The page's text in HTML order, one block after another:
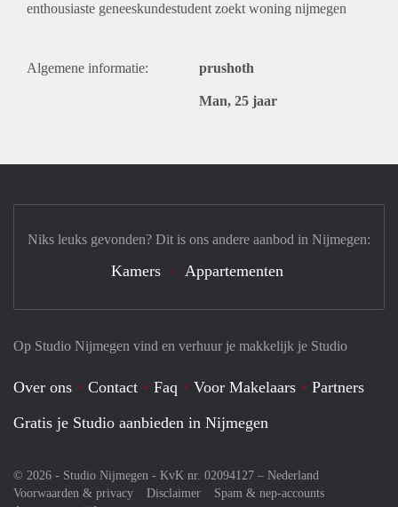
enthousiaste geneeskundestudent zoekt woning nijmegen
Algemene informatie: prushoth
Man, 25 jaar
Op Studio Nijmegen vind en verhuur je makkelijk je Studio
Over ons Contact Faq Voor Makelaars
Partners
Gratis je Studio aanbieden in Nijmegen
© 2026 - Studio Nijmegen - KvK nr. 02094127 – Nederland
Voorwaarden & privacy
Disclaimer
Spam & nep-accounts
Niks leuks gevonden? Dit is ons andere aanbod in Nijmegen:
Kamers Appartementen